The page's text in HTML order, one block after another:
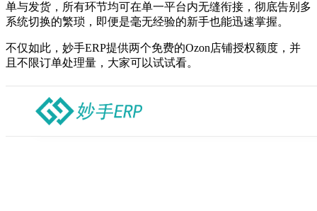
单与发货，所有环节均可在单一平台内无缝衔接，彻底告别多
系统切换的繁琐，即便是毫无经验的新手也能迅速掌握。
不仅如此，妙手ERP提供两个免费的Ozon店铺授权额度，并
且不限订单处理量，大家可以试试看。